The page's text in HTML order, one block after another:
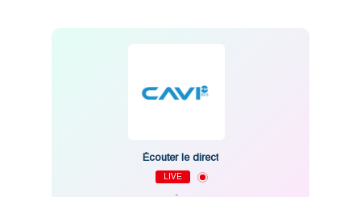
Écouter le direct
LIVE